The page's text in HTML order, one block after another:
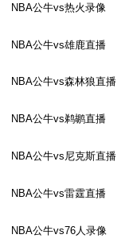
NBA公牛vs热火录像
NBA公牛vs雄鹿直播
NBA公牛vs森林狼直播
NBA公牛vs鹈鹕直播
NBA公牛vs尼克斯直播
NBA公牛vs雷霆直播
NBA公牛vs76人录像